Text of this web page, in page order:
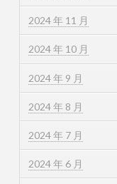
2024 年 11 月
2024 年 10 月
2024 年 9 月
2024 年 8 月
2024 年 7 月
2024 年 6 月